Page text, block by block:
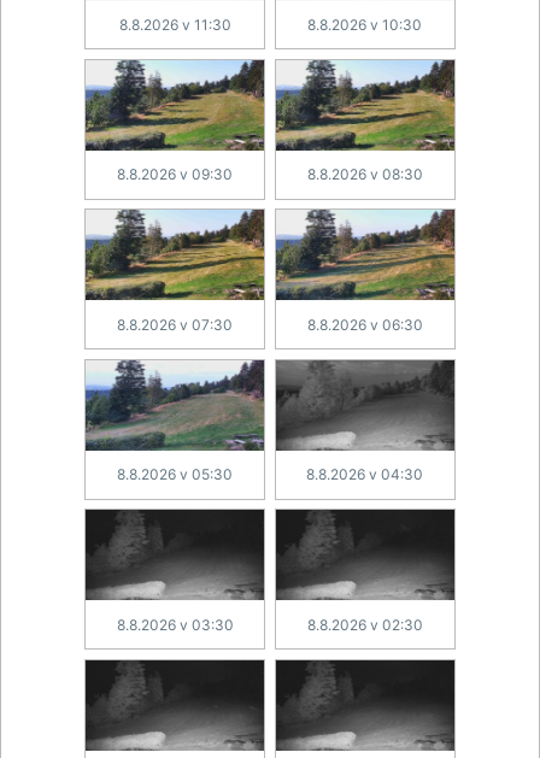
8.8.2026 v 11:30 8.8.2026 v 10:30
8.8.2026 v 09:30 8.8.2026 v 08:30
8.8.2026 v 07:30 8.8.2026 v 06:30
8.8.2026 v 05:30 8.8.2026 v 04:30
8.8.2026 v 03:30 8.8.2026 v 02:30